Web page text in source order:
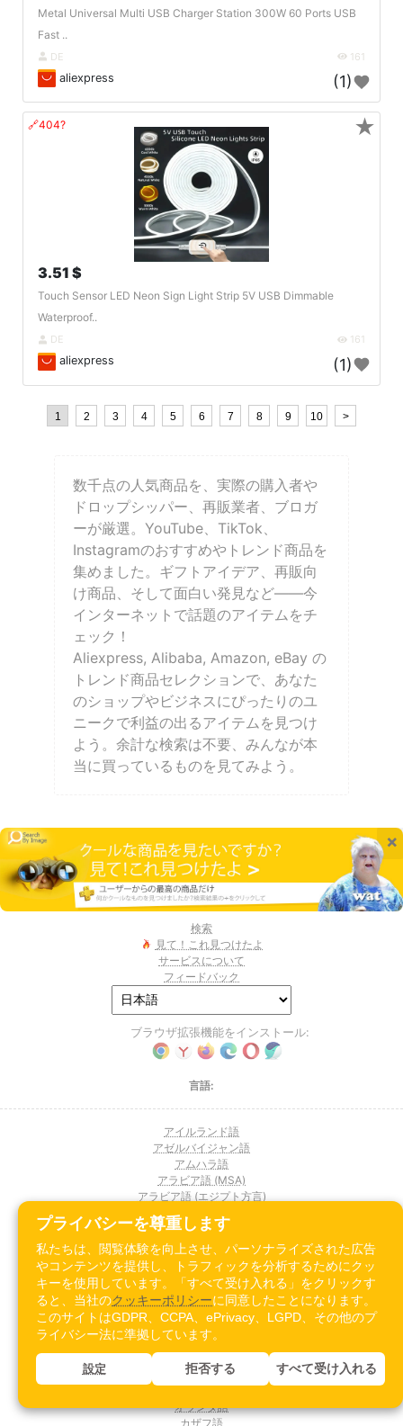
Metal Universal Multi USB Charger Station 300W 60 Ports USB
Fast ..
DE 161
aliexpress (1)
🔗404?
3.51 $
Touch Sensor LED Neon Sign Light Strip 5V USB Dimmable
Waterproof..
DE 161
aliexpress (1)
★
1 2 3 4 5 6 7 8 9 10 >
数千点の人気商品を、実際の購入者や
ドロップシッパー、再販業者、ブロガ
ーが厳選。YouTube、TikTok、
Instagramのおすすめやトレンド商品を
集めました。ギフトアイデア、再販向
け商品、そして面白い発見など——今
インターネットで話題のアイテムをチ
ェック！
Aliexpress, Alibaba, Amazon, eBay の
トレンド商品セレクションで、あなた
のショップやビジネスにぴったりのユ
ニークで利益の出るアイテムを見つけ
よう。余計な検索は不要、みんなが本
当に買っているものを見てみよう。
×
検索
見て！これ見つけたよ
サービスについて
フィードバック
ブラウザ拡張機能をインストール:
言語:
アイルランド語
アゼルバイジャン語
アムハラ語
アラビア語 (MSA)
アラビア語 (エジプト方言)
アラビア語 (マグレブ方言)
アラビア語 (レバント方言)
アラビア語 (湾岸方言)
アルバニア語
アルメニア語
イタリア語
インドネシア語
ウクライナ語
ウズベク語 (キリル文字)
ウズベク語 (ラテン文字)
ウルドゥー語
オランダ語
カザフ語
プライバシーを尊重します
私たちは、閲覧体験を向上させ、パーソナライズされた広告
やコンテンツを提供し、トラフィックを分析するためにクッ
キーを使用しています。「すべて受け入れる」をクリックす
ると、当社のクッキーポリシーに同意したことになります。
このサイトはGDPR、CCPA、ePrivacy、LGPD、その他のプ
ライバシー法に準拠しています。
設定 拒否する すべて受け入れる